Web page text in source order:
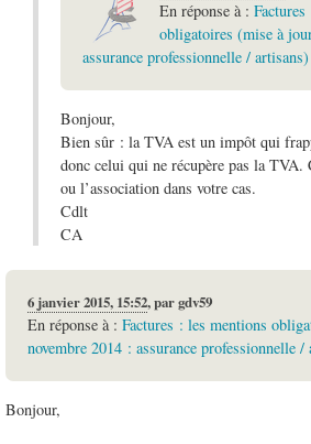
En réponse à :
obligatoires (mise à
assurance professionnelle / artisans)
Bonjour,
Bien sûr : la TVA est un impôt qui
donc celui qui ne récupère pas la
ou l’association dans votre cas.
Cdlt
CA
6 janvier 2015, 15:52,pargdv59
En réponse à : Factures : les mentions
novembre 2014 : assurance professionnelle /
Bonjour,